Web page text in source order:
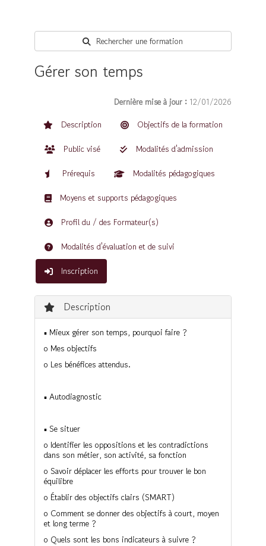
Rechercher une formation
Gérer son temps
Dernière mise à jour : 12/01/2026
Description
Objectifs de la formation
Public visé Modalités d'admission
Prérequis Modalités pédagogiques
Moyens et supports pédagogiques
Profil du / des Formateur(s)
Modalités d'évaluation et de suivi
Inscription
Description
▪ Mieux gérer son temps, pourquoi faire ?
o Mes objectifs
o Les bénéfices attendus.
▪ Autodiagnostic
▪ Se situer
o Identifier les oppositions et les contradictions
dans son métier, son activité, sa fonction
o Savoir déplacer les efforts pour trouver le bon
équilibre
o Établir des objectifs clairs (SMART)
o Comment se donner des objectifs à court, moyen
et long terme ?
o Quels sont les bons indicateurs à suivre ?